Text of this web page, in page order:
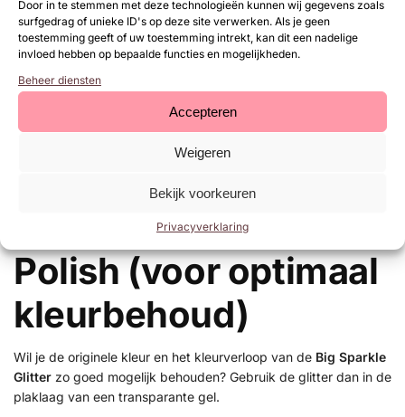
Door in te stemmen met deze technologieën kunnen wij gegevens zoals
surfgedrag of unieke ID's op deze site verwerken. Als je geen
toestemming geeft of uw toestemming intrekt, kan dit een nadelige
invloed hebben op bepaalde functies en mogelijkheden.
Beheer diensten
Accepteren
Weigeren
Bekijk voorkeuren
Privacyverklaring
Natuurlijke nagels:Urban Nails Base & TopofneXt Top
Gel.
Kunstnagels:High Shine Top GelofneXt Top Gel
Werkwijze: in de
plaklaag van
transparante Gel
Polish (voor optimaal
kleurbehoud)
Wil je de originele kleur en het kleurverloop van de Big Sparkle
Glitter zo goed mogelijk behouden? Gebruik de glitter dan in de
plaklaag van een transparante gel.